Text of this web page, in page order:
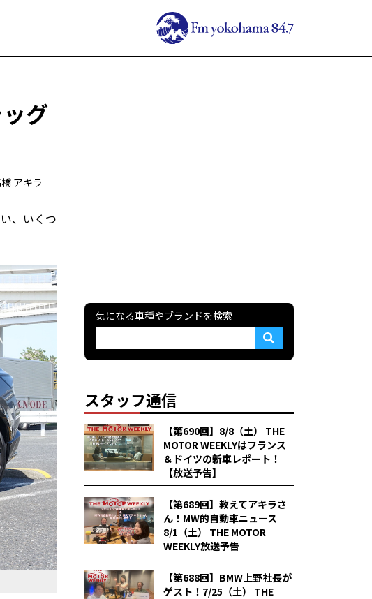
グ
アキラ
、いくつ
気になる車種やブランドを検索
スタッフ通信
【第690回】8/8（土） THE
MOTOR WEEKLYはフランス
＆ドイツの新車レポート！
【放送予告】
【第689回】教えてアキラさ
ん！MW的自動車ニュース
8/1（土） THE MOTOR
WEEKLY放送予告
【第688回】BMW上野社長が
ゲスト！7/25（土） THE